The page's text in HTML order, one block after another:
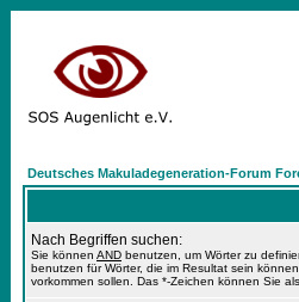
Deutsches Makuladegeneration-Forum
Nach Begriffen suchen:
Sie können AND benutzen, um Wörter zu
benutzen für Wörter, die im Resultat sein
vorkommen sollen. Das *-Zeichen können Sie